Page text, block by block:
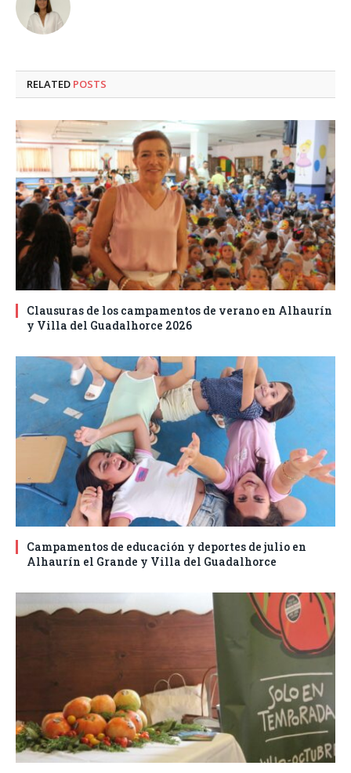
RELATED POSTS
Clausuras de los campamentos de verano en Alhaurín
y Villa del Guadalhorce 2026
Campamentos de educación y deportes de julio en
Alhaurín el Grande y Villa del Guadalhorce